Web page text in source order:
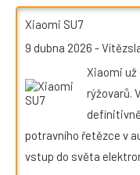
Xiaomi SU7
9 dubna 2026 -
Xiaomi už
rýžovarů.
potravního řetězce v
vstup do světa